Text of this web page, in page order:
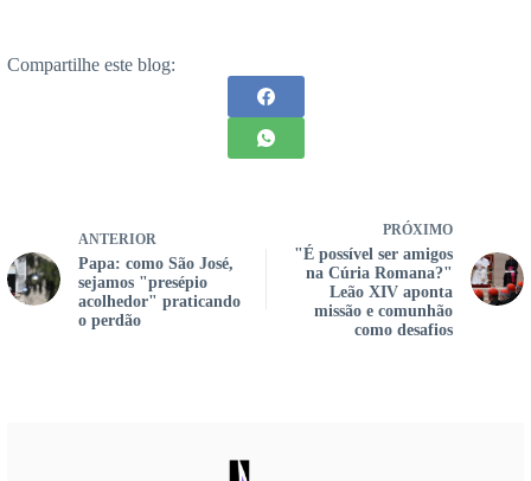
Compartilhe este blog:
ANTERIOR
Papa: como São José,
sejamos "presépio
acolhedor" praticando
o perdão
PRÓXIMO
"É possível ser amigos
na Cúria Romana?"
Leão XIV aponta
missão e comunhão
como desafios